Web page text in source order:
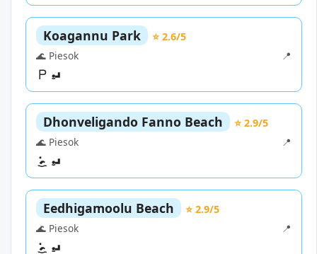
Koagannu Park
⭐ 2.6/5
🌊 Piesok
📍
Dhonveligando Fanno Beach
⭐ 2.9/5
🌊 Piesok
📍
Eedhigamoolu Beach
⭐ 2.9/5
🌊 Piesok
📍